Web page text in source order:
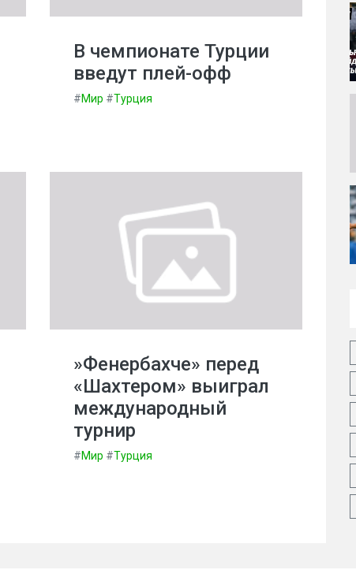
В чемпионате Турции
введут плей-офф
#Мир #Турция
»Фенербахче» перед
«Шахтером» выиграл
международный
турнир
#Мир #Турция